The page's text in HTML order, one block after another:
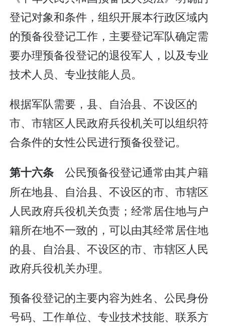
登记对象和条件，组织开展本行政区域内
的预备役登记工作，主要登记军队确定需
要办理预备役登记的退役军人，以及专业
技术人员、专业技能人员。
根据军队需要，县、自治县、不设区的
市、市辖区人民政府兵役机关可以组织符
合条件的女性公民进行预备役登记。
第十六条公民预备役登记通常由其户籍
所在地县、自治县、不设区的市、市辖区
人民政府兵役机关负责；经常居住地与户
籍所在地不一致的，可以由其经常居住地
的县、自治县、不设区的市、市辖区人民
政府兵役机关办理。
预备役登记的主要内容为姓名、公民身份
号码、工作单位、专业技术技能、联系方